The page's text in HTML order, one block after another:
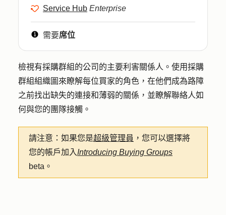
Service Hub Enterprise
需要席位
檢視有採購群組的公司的主要利害關係人。使用採購
群組組織圖來瞭解每位買家的角色，在他們成為路障
之前找出缺失的連接和薄弱的關係，並瞭解聯絡人如
何與您的團隊接觸。
請注意： 如果您是超級管理員 ，您可以選擇將
您的帳戶加入 Introducing Buying Groups
beta。